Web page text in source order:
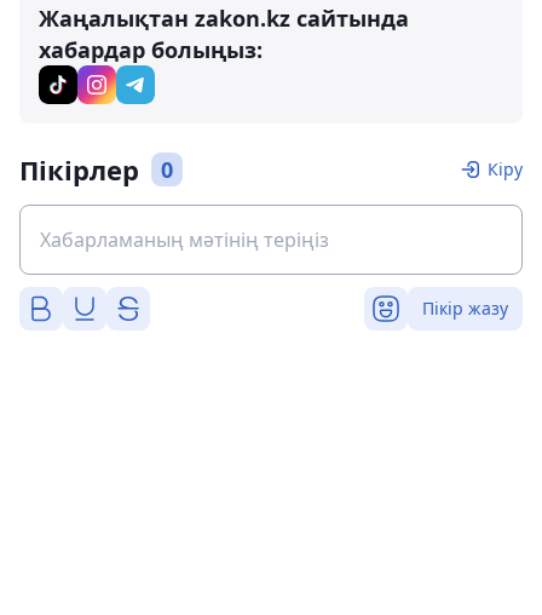
Жаңалықтан zakon.kz сайтында
хабардар болыңыз:
Пікірлер 0 Кіру
Пікір жазу